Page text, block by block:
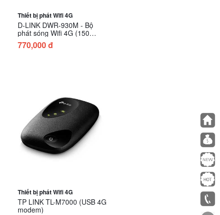
Thiết bị phát Wifi 4G
D-LINK DWR-930M - Bộ
phát sóng Wifi 4G (150
Mbps/ Wifi 4/ 2.4 GHz)
770,000 đ
Thiết bị phát Wifi 4G
TP LINK TL-M7000 (USB 4G
modem)